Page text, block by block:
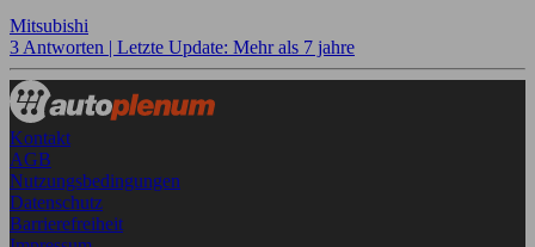
Mitsubishi
3 Antworten | Letzte Update: Mehr als 7 jahre
Kontakt
AGB
Nutzungsbedingungen
Datenschutz
Barrierefreiheit